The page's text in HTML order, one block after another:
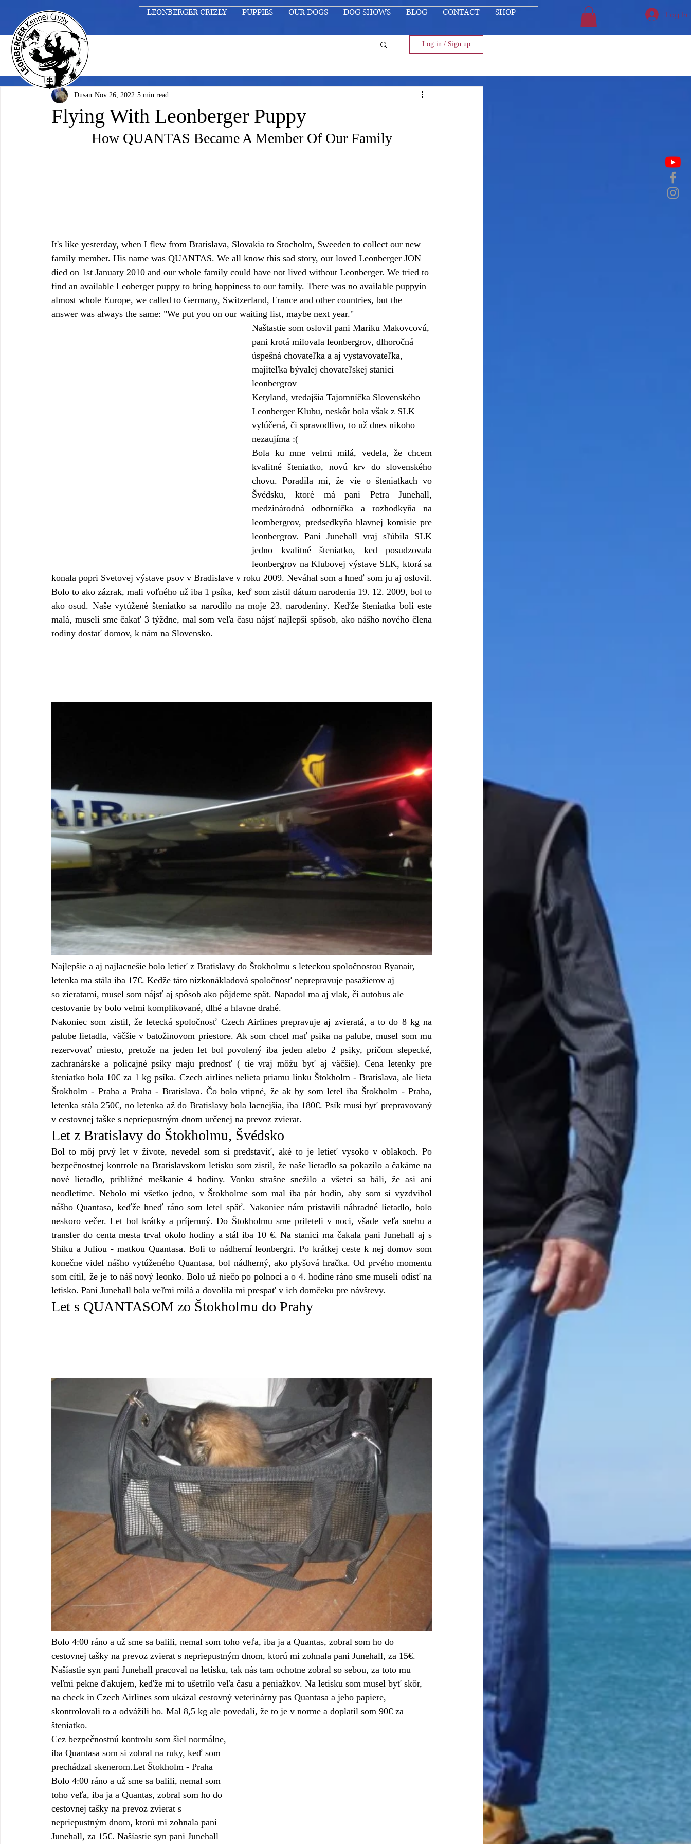
LEONBERGER CRIZLY PUPPIES OUR DOGS DOG SHOWS BLOG CONTACT SHOP Log In
Log in / Sign up
Flying With Leonberger Puppy
Dusan Nov 26, 2022 5 min read
How QUANTAS Became A Member Of Our Family
It's like yesterday, when I flew from Bratislava, Slovakia to Stocholm, Sweeden to collect our new
family member. His name was QUANTAS. We all know this sad story, our loved Leonberger JON
died on 1st January 2010 and our whole family could have not lived without Leonberger. We tried to
find an available Leoberger puppy to bring happiness to our family. There was no available puppyin
almost whole Europe, we called to Germany, Switzerland, France and other countries, but the
answer was always the same: "We put you on our waiting list, maybe next year."
Naštastie som oslovil pani Mariku Makovcovú,
pani krotá milovala leonbergrov, dlhoročná
úspešná chovateľka a aj vystavovateľka,
majiteľka bývalej chovateľskej stanici
leonbergrov
Ketyland, vtedajšia Tajomníčka Slovenského
Leonberger Klubu, neskôr bola však z SLK
vylúčená, či spravodlivo, to už dnes nikoho
nezaujíma :(
Bola ku mne velmi milá, vedela, že chcem
kvalitné šteniatko, novú krv do slovenského
chovu. Poradila mi, že vie o šteniatkach vo
Švédsku, ktoré má pani Petra Junehall,
medzinárodná odborníčka a rozhodkyňa na
leombergrov, predsedkyňa hlavnej komisie pre
leonbergrov. Pani Junehall vraj sľúbila SLK
jedno kvalitné šteniatko, ked posudzovala
leonbergrov na Klubovej výstave SLK, ktorá sa
konala popri Svetovej výstave psov v Bradislave v roku 2009. Neváhal som a hneď som ju aj oslovil.
Bolo to ako zázrak, mali voľného už iba 1 psíka, keď som zistil dátum narodenia 19. 12. 2009, bol to
ako osud. Naše vytúžené šteniatko sa narodilo na moje 23. narodeniny. Keďže šteniatka boli este
malá, museli sme čakať 3 týždne, mal som veľa času nájsť najlepší spôsob, ako nášho nového člena
rodiny dostať domov, k nám na Slovensko.
Najlepšie a aj najlacnešie bolo letieť z Bratislavy do Štokholmu s leteckou spoločnostou Ryanair,
letenka ma stála iba 17€. Kedže táto nízkonákladová spoločnosť neprepravuje pasažierov aj
so zieratami, musel som nájsť aj spôsob ako pôjdeme spät. Napadol ma aj vlak, či autobus ale
cestovanie by bolo velmi komplikované, dlhé a hlavne drahé.
Nakoniec som zistil, že letecká spoločnosť Czech Airlines prepravuje aj zvieratá, a to do 8 kg na
palube lietadla, väčšie v batožinovom priestore. Ak som chcel mať psika na palube, musel som mu
rezervovať miesto, pretože na jeden let bol povolený iba jeden alebo 2 psiky, pričom slepecké,
zachranárske a policajné psiky maju prednosť ( tie vraj môžu byť aj väčšie). Cena letenky pre
šteniatko bola 10€ za 1 kg psíka. Czech airlines nelieta priamu linku Štokholm - Bratislava, ale lieta
Štokholm - Praha a Praha - Bratislava. Čo bolo vtipné, že ak by som letel iba Štokholm - Praha,
letenka stála 250€, no letenka až do Bratislavy bola lacnejšia, iba 180€. Psík musí byť prepravovaný
v cestovnej taške s nepriepustným dnom určenej na prevoz zvierat.
Let z Bratislavy do Štokholmu, Švédsko
Bol to môj prvý let v živote, nevedel som si predstaviť, aké to je letieť vysoko v oblakoch. Po
bezpečnostnej kontrole na Bratislavskom letisku som zistil, že naše lietadlo sa pokazilo a čakáme na
nové lietadlo, približné meškanie 4 hodiny. Vonku strašne snežilo a všetci sa báli, že asi ani
neodletíme. Nebolo mi všetko jedno, v Štokholme som mal iba pár hodín, aby som si vyzdvihol
nášho Quantasa, keďže hneď ráno som letel späť. Nakoniec nám pristavili náhradné lietadlo, bolo
neskoro večer. Let bol krátky a príjemný. Do Štokholmu sme prileteli v noci, všade veľa snehu a
transfer do centa mesta trval okolo hodiny a stál iba 10 €. Na stanici ma čakala pani Junehall aj s
Shiku a Juliou - matkou Quantasa. Boli to nádherní leonbergri. Po krátkej ceste k nej domov som
konečne videl nášho vytúženého Quantasa, bol nádherný, ako plyšová hračka. Od prvého momentu
som cítil, že je to náš nový leonko. Bolo už niečo po polnoci a o 4. hodine ráno sme museli odísť na
letisko. Pani Junehall bola veľmi milá a dovolila mi prespať v ich domčeku pre návštevy.
Let s QUANTASOM zo Štokholmu do Prahy
Bolo 4:00 ráno a už sme sa balili, nemal som toho veľa, iba ja a Quantas, zobral som ho do
cestovnej tašky na prevoz zvierat s nepriepustným dnom, ktorú mi zohnala pani Junehall, za 15€.
Našíastie syn pani Junehall pracoval na letisku, tak nás tam ochotne zobral so sebou, za toto mu
veľmi pekne ďakujem, keďže mi to ušetrilo veľa času a peniažkov. Na letisku som musel byť skôr,
na check in Czech Airlines som ukázal cestovný veterinárny pas Quantasa a jeho papiere,
skontrolovali to a odvážili ho. Mal 8,5 kg ale povedali, že to je v norme a doplatil som 90€ za
šteniatko.
Cez bezpečnostnú kontrolu som šiel normálne,
iba Quantasa som si zobral na ruky, keď som
prechádzal skenerom.Let Štokholm - Praha
Bolo 4:00 ráno a už sme sa balili, nemal som
toho veľa, iba ja a Quantas, zobral som ho do
cestovnej tašky na prevoz zvierat s
nepriepustným dnom, ktorú mi zohnala pani
Junehall, za 15€. Našíastie syn pani Junehall